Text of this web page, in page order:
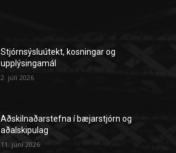
Stjórnsýsluútekt, kosningar og
upplýsingamál
2. júlí 2026
Aðskilnaðarstefna í bæjarstjórn og
aðalskipulag
11. júní 2026